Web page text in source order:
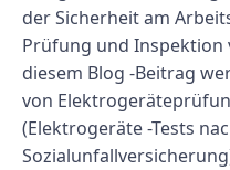
der Sicherheit am
Prüfung und Inspektion
diesem Blog -Beitrag
von
(Elektrogeräte -Tests